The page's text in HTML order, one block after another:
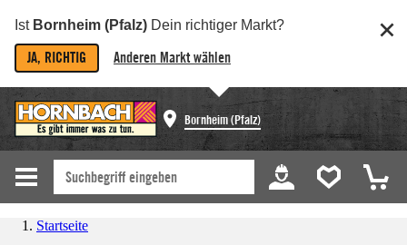
Ist Bornheim (Pfalz) Dein richtiger Markt?
JA, RICHTIG Anderen Markt wählen
Bornheim (Pfalz)
Startseite